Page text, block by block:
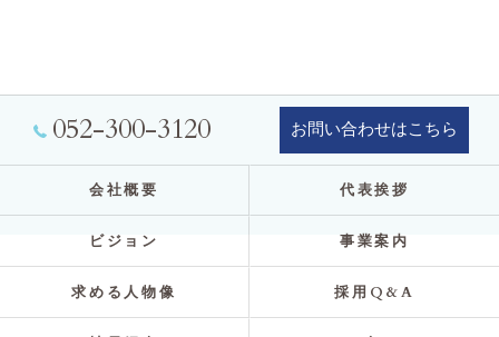
052-300-3120 お問い合わせはこちら
会社概要 代表挨拶
ビジョン 事業案内
求める人物像 採用Q&A